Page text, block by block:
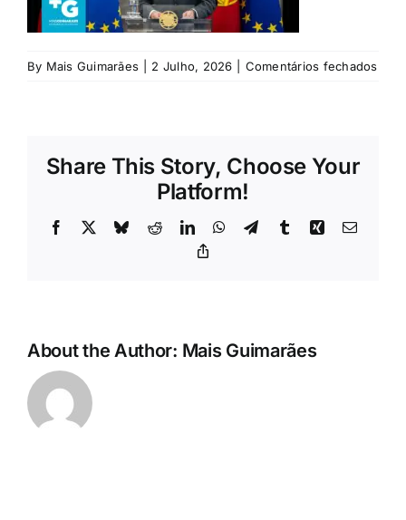
Rubricas
Jornal
Search
By Mais Guimarães 2 Julho, 2026 Comentários fechadosem
Share This Story, Choose Your
Platform!
Facebook BlueskyRedditLinkedInWhatsApp
TelegramTumblrXing Email
About the Author: Mais Guimarães